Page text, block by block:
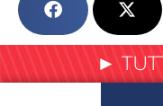
►